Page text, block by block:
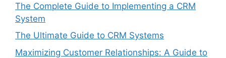
The Complete Guide to Implementing a CRM
System
The Ultimate Guide to CRM Systems
Maximizing Customer Relationships: A Guide to